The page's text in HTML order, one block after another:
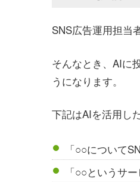
SNS広告運用担当
そんなとき、AIに
うになります。
下記はAIを活用し
「○○について
「○○というサ